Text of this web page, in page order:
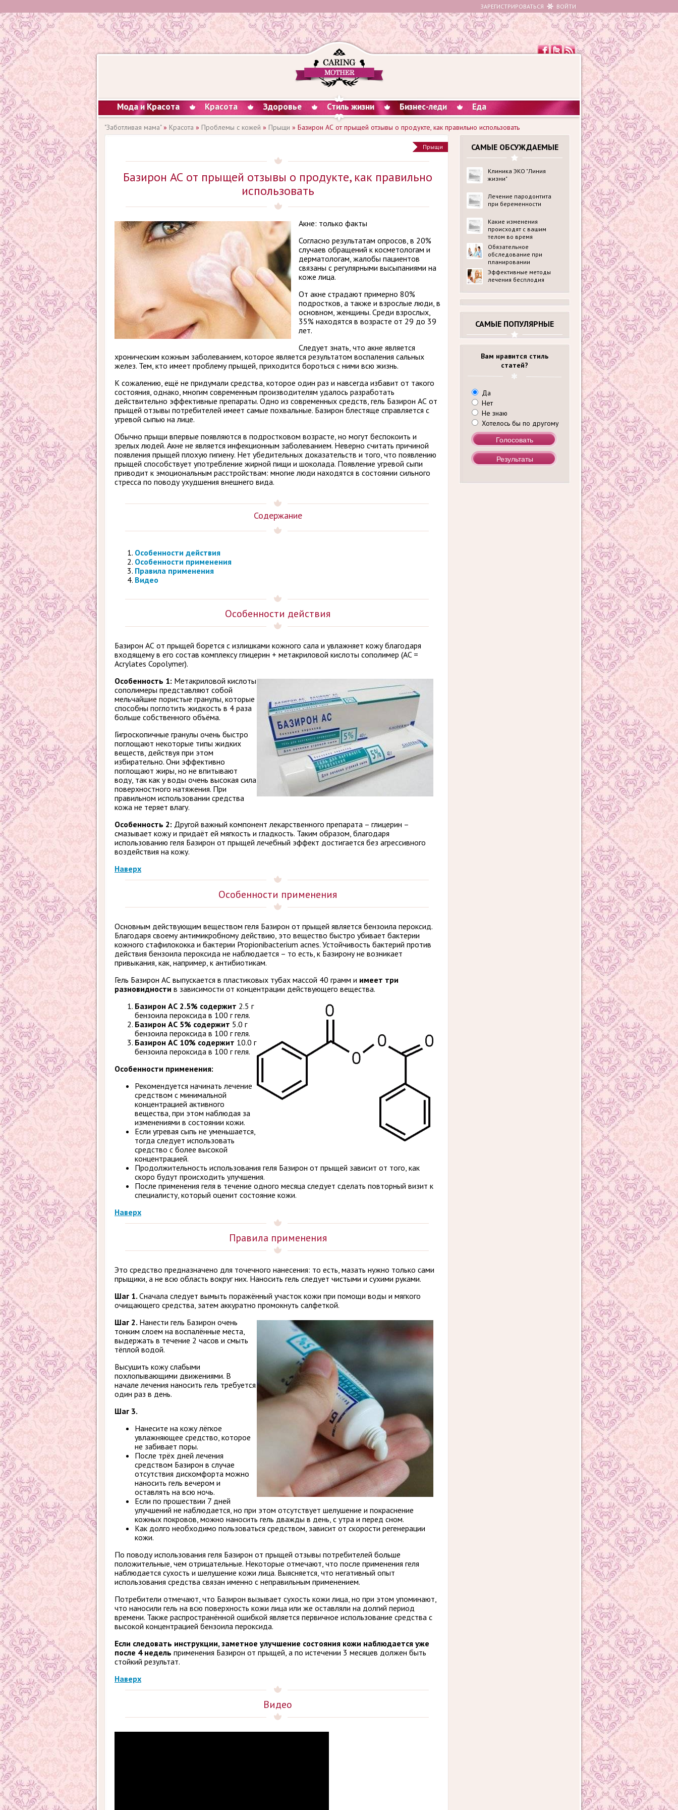
ЗАРЕГИСТРИРОВАТЬСЯ ВОЙТИ
Мода и Красота Красота Здоровье Стиль жизни Бизнес-леди Еда
"Заботливая мама"» Красота » Проблемы с кожей » Прыщи » Базирон АС от прыщей отзывы о продукте, как правильно использовать
Прыщи
Базирон АС от прыщей отзывы о продукте, как правильно
использовать
Акне: только факты
Согласно результатам опросов, в 20%
случаев обращений к косметологам и
дерматологам, жалобы пациентов
связаны с регулярными высыпаниями на
коже лица.
От акне страдают примерно 80%
подростков, а также и взрослые люди, в
основном, женщины. Среди взрослых,
35% находятся в возрасте от 29 до 39
лет.
Следует знать, что акне является
хроническим кожным заболеванием, которое является результатом воспаления сальных
желез. Тем, кто имеет проблему прыщей, приходится бороться с ними всю жизнь.
К сожалению, ещё не придумали средства, которое один раз и навсегда избавит от такого
состояния, однако, многим современным производителям удалось разработать
действительно эффективные препараты. Одно из современных средств, гель Базирон АС от
прыщей отзывы потребителей имеет самые похвальные. Базирон блестяще справляется с
угревой сыпью на лице.
Обычно прыщи впервые появляются в подростковом возрасте, но могут беспокоить и
зрелых людей. Акне не является инфекционным заболеванием. Неверно считать причиной
появления прыщей плохую гигиену. Нет убедительных доказательств и того, что появлению
прыщей способствует употребление жирной пищи и шоколада. Появление угревой сыпи
приводит к эмоциональным расстройствам: многие люди находятся в состоянии сильного
стресса по поводу ухудшения внешнего вида.
Содержание
Особенности действия
Особенности применения
Правила применения
Видео
Особенности действия
Базирон АС от прыщей борется с излишками кожного сала и увлажняет кожу благодаря
входящему в его состав комплексу глицерин + метакриловой кислоты сополимер (AC =
Acrylates Copolymer).
Особенность 1: Метакриловой кислоты
сополимеры представляют собой
мельчайшие пористые гранулы, которые
способны поглотить жидкость в 4 раза
больше собственного объёма.
Гигроскопичные гранулы очень быстро
поглощают некоторые типы жидких
веществ, действуя при этом
избирательно. Они эффективно
поглощают жиры, но не впитывают
воду, так как у воды очень высокая сила
поверхностного натяжения. При
правильном использовании средства
кожа не теряет влагу.
Особенность 2: Другой важный компонент лекарственного препарата – глицерин –
смазывает кожу и придаёт ей мягкость и гладкость. Таким образом, благодаря
использованию геля Базирон от прыщей лечебный эффект достигается без агрессивного
воздействия на кожу.
Наверх
Особенности применения
Основным действующим веществом геля Базирон от прыщей является бензоила пероксид.
Благодаря своему антимикробному действию, это вещество быстро убивает бактерии
кожного стафилококка и бактерии Propionibacterium acnes. Устойчивость бактерий против
действия бензоила пероксида не наблюдается – то есть, к Базирону не возникает
привыкания, как, например, к антибиотикам.
Гель Базирон АС выпускается в пластиковых тубах массой 40 грамм и имеет три
разновидности в зависимости от концентрации действующего вещества.
Базирон АС 2.5% содержит 2.5 г
бензоила пероксида в 100 г геля.
Базирон АС 5% содержит 5.0 г
бензоила пероксида в 100 г геля.
Базирон АС 10% содержит 10.0 г
бензоила пероксида в 100 г геля.
Особенности применения:
Рекомендуется начинать лечение
средством с минимальной
концентрацией активного
вещества, при этом наблюдая за
изменениями в состоянии кожи.
Если угревая сыпь не уменьшается,
тогда следует использовать
средство с более высокой
концентрацией.
Продолжительность использования геля Базирон от прыщей зависит от того, как
скоро будут происходить улучшения.
После применения геля в течение одного месяца следует сделать повторный визит к
специалисту, который оценит состояние кожи.
Наверх
Правила применения
Это средство предназначено для точечного нанесения: то есть, мазать нужно только сами
прыщики, а не всю область вокруг них. Наносить гель следует чистыми и сухими руками.
Шаг 1. Сначала следует вымыть поражённый участок кожи при помощи воды и мягкого
очищающего средства, затем аккуратно промокнуть салфеткой.
Шаг 2. Нанести гель Базирон очень
тонким слоем на воспалённые места,
выдержать в течение 2 часов и смыть
тёплой водой.
Высушить кожу слабыми
похлопывающими движениями. В
начале лечения наносить гель требуется
один раз в день.
Шаг 3.
Нанесите на кожу лёгкое
увлажняющее средство, которое
не забивает поры.
После трёх дней лечения
средством Базирон в случае
отсутствия дискомфорта можно
наносить гель вечером и
оставлять на всю ночь.
Если по прошествии 7 дней
улучшений не наблюдается, но при этом отсутствует шелушение и покраснение
кожных покровов, можно наносить гель дважды в день, с утра и перед сном.
Как долго необходимо пользоваться средством, зависит от скорости регенерации
кожи.
По поводу использования геля Базирон от прыщей отзывы потребителей больше
положительные, чем отрицательные. Некоторые отмечают, что после применения геля
наблюдается сухость и шелушение кожи лица. Выясняется, что негативный опыт
использования средства связан именно с неправильным применением.
Потребители отмечают, что Базирон вызывает сухость кожи лица, но при этом упоминают,
что наносили гель на всю поверхность кожи лица или же оставляли на долгий период
времени. Также распространённой ошибкой является первичное использование средства с
высокой концентрацией бензоила пероксида.
Если следовать инструкции, заметное улучшение состояния кожи наблюдается уже
после 4 недель применения Базирон от прыщей, а по истечении 3 месяцев должен быть
стойкий результат.
Наверх
Видео
САМЫЕ ОБСУЖДАЕМЫЕ
Клиника ЭКО "Линия
жизни"
Лечение пародонтита
при беременности
Какие изменения
происходят с вашим
телом во время
беременности?
Обязательное
обследование при
планировании
беременности в
медицинском центре
ldck.ru: перечень
анализов
Эффективные методы
лечения бесплодия
САМЫЕ ПОПУЛЯРНЫЕ
Вам нравится стиль
статей?
Да
Нет
Не знаю
Хотелось бы по другому